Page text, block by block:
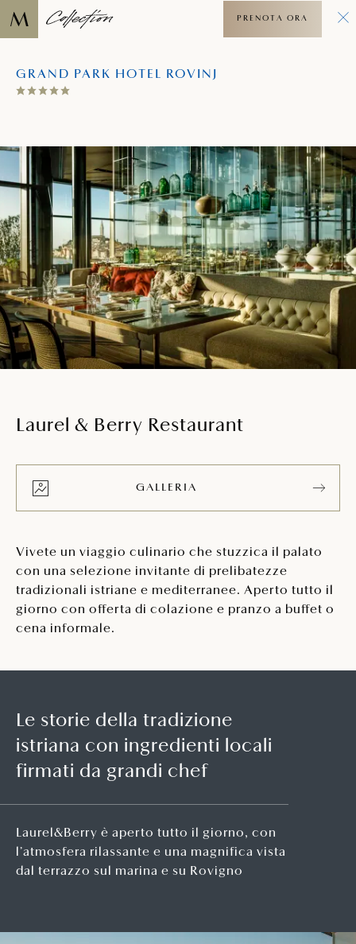
GRAND PARK HOTEL ROVINJ
PRENOTA ORA
Laurel & Berry Restaurant
GALLERIA
Vivete un viaggio culinario che stuzzica il palato
con una selezione invitante di prelibatezze
tradizionali istriane e mediterranee. Aperto tutto il
giorno con offerta di colazione e pranzo a buffet o
cena informale.
Le storie della tradizione
istriana con ingredienti locali
firmati da grandi chef
Laurel&Berry è aperto tutto il giorno, con
l’atmosfera rilassante e una magnifica vista
dal terrazzo sul marina e su Rovigno